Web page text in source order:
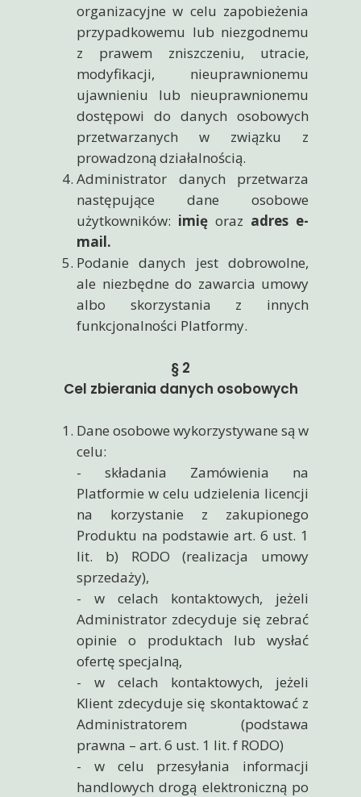
organizacyjne w celu zapobieżenia
przypadkowemu lub niezgodnemu
z prawem zniszczeniu, utracie,
modyfikacji, nieuprawnionemu
ujawnieniu lub nieuprawnionemu
dostępowi do danych osobowych
przetwarzanych w związku z
prowadzoną działalnością.
Administrator danych przetwarza
następujące dane osobowe
użytkowników: imię oraz adres e-
mail.
Podanie danych jest dobrowolne,
ale niezbędne do zawarcia umowy
albo skorzystania z innych
funkcjonalności Platformy.
§ 2
Cel zbierania danych osobowych
Dane osobowe wykorzystywane są w
celu:
- składania Zamówienia na
Platformie w celu udzielenia licencji
na korzystanie z zakupionego
Produktu na podstawie art. 6 ust. 1
lit. b) RODO (realizacja umowy
sprzedaży),
- w celach kontaktowych, jeżeli
Administrator zdecyduje się zebrać
opinie o produktach lub wysłać
ofertę specjalną,
- w celach kontaktowych, jeżeli
Klient zdecyduje się skontaktować z
Administratorem (podstawa
prawna – art. 6 ust. 1 lit. f RODO)
- w celu przesyłania informacji
handlowych drogą elektroniczną po